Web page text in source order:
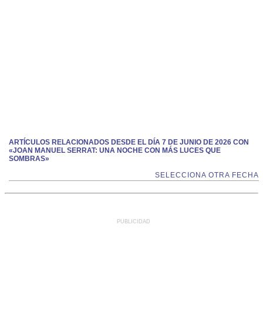
ARTÍCULOS RELACIONADOS DESDE EL DÍA 7 DE JUNIO DE 2026 CON
«JOAN MANUEL SERRAT: UNA NOCHE CON MÁS LUCES QUE
SOMBRAS»
SELECCIONA OTRA FECHA
PUBLICIDAD